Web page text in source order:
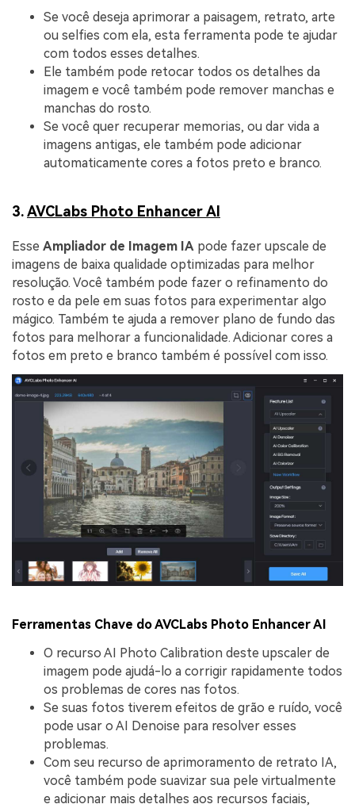
Se você deseja aprimorar a paisagem, retrato, arte
ou selfies com ela, esta ferramenta pode te ajudar
com todos esses detalhes.
Ele também pode retocar todos os detalhes da
imagem e você também pode remover manchas e
manchas do rosto.
Se você quer recuperar memorias, ou dar vida a
imagens antigas, ele também pode adicionar
automaticamente cores a fotos preto e branco.
3.AVCLabs Photo Enhancer AI
Esse Ampliador de Imagem IA pode fazer upscale de
imagens de baixa qualidade optimizadas para melhor
resolução. Você também pode fazer o refinamento do
rosto e da pele em suas fotos para experimentar algo
mágico. Também te ajuda a remover plano de fundo das
fotos para melhorar a funcionalidade. Adicionar cores a
fotos em preto e branco também é possível com isso.
Ferramentas Chave do AVCLabs Photo Enhancer AI
O recurso AI Photo Calibration deste upscaler de
imagem pode ajudá-lo a corrigir rapidamente todos
os problemas de cores nas fotos.
Se suas fotos tiverem efeitos de grão e ruído, você
pode usar o AI Denoise para resolver esses
problemas.
Com seu recurso de aprimoramento de retrato IA,
você também pode suavizar sua pele virtualmente
e adicionar mais detalhes aos recursos faciais,